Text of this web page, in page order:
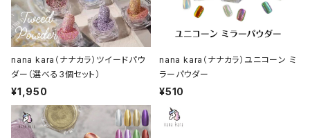
nana kara（ナナカラ）ツイードパウ
ダー（選べる3個セット）
¥1,950
nana kara（ナナカラ）ユニコーン ミ
ラーパウダー
¥510